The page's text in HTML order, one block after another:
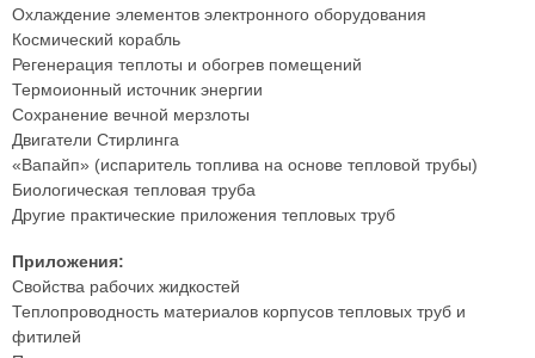
Охлаждение элементов электронного оборудования
Космический корабль
Регенерация теплоты и обогрев помещений
Термоионный источник энергии
Сохранение вечной мерзлоты
Двигатели Стирлинга
«Вапайп» (испаритель топлива на основе тепловой трубы)
Биологическая тепловая труба
Другие практические приложения тепловых труб
Приложения:
Свойства рабочих жидкостей
Теплопроводность материалов корпусов тепловых труб и
фитилей